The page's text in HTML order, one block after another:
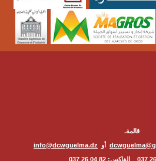
قالمة.
أو info@dcwguelma.dz